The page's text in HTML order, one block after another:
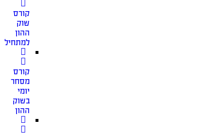
קורס
שוק
ההון
קורס
מסחר
יומי
בשוק
ההון